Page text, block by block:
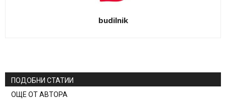
budilnik
ПОДОБНИ СТАТИИ
ОЩЕ ОТ АВТОРА